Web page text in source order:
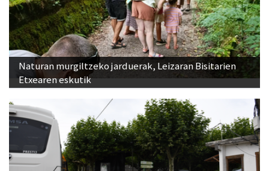
Naturan murgiltzeko jarduerak, Leizaran Bisitarien
Etxearen eskutik